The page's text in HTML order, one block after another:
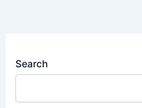
Search